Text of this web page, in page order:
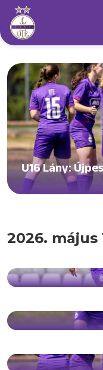
U16 Lány:
2026. május